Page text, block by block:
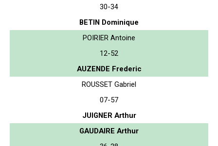
30-34
BETIN Dominique
POIRIER Antoine
12-52
AUZENDE Frederic
ROUSSET Gabriel
07-57
JUIGNER Arthur
GAUDAIRE Arthur